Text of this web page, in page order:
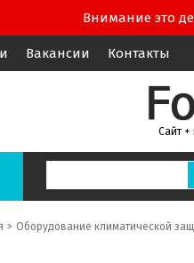
Внимание это
Вакансии Контакты
Сайт +
Оборудование климатической